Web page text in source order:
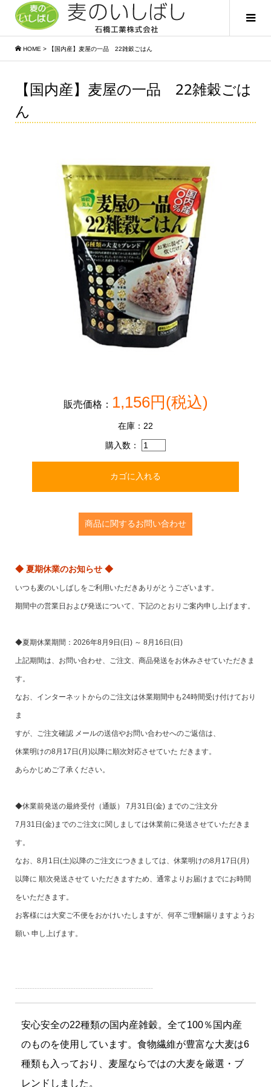
HOME > 【国内産】麦屋の一品 22雑穀ごはん
【国内産】麦屋の一品 22雑穀ごは
ん
販売価格： 1,156円(税込)
在庫： 22
購入数：
◆ 夏期休業のお知らせ ◆
いつも麦のいしばしをご利用いただきありがとうございます。
期間中の営業日および発送について、下記のとおりご案内申し上げます。
◆夏期休業期間：2026年8月9日(日) ～ 8月16日(日)
上記期間は、お問い合わせ、ご注文、商品発送をお休みさせていただきま
す。
なお、インターネットからのご注文は休業期間中も24時間受け付けており
ま
すが、ご注文確認 メールの送信やお問い合わせへのご返信は、
休業明けの8月17日(月)以降に順次対応させていた だきます。
あらかじめご了承ください。
◆休業前発送の最終受付（通販） 7月31日(金) までのご注文分
7月31日(金)までのご注文に関しましては休業前に発送させていただきま
す。
なお、8月1日(土)以降のご注文につきましては、休業明けの8月17日(月)
以降に 順次発送させて いただきますため、通常よりお届けまでにお時間
をいただきます。
お客様には大変ご不便をおかけいたしますが、何卒ご理解賜りますようお
願い 申し上げます。
---------------------------------------------------------
安心安全の22種類の国内産雑穀。全て100％国内産
のものを使用しています。食物繊維が豊富な大麦は6
種類も入っており、麦屋ならではの大麦を厳選・ブ
レンドしました。